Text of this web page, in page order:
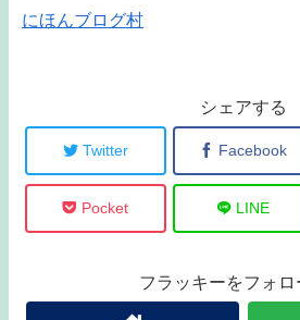
にほんブログ村
シェアする
Twitter Facebook
Pocket LINE
フラッキーをフォロ